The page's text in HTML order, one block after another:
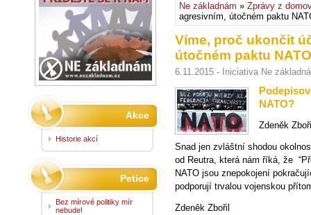
Ne základnám » Zprávy z
agresivním, útočném paktu
Víme, proč ukončit
útočném paktu
6.11.2015 - Iniciativa Ne
NATO?
Zdeněk
Snad jen zvláštní shodou
od Reutra, která nám říká, že
NATO jsou znepokojení
podporují trvalou vojenskou
Zdeněk Zbořil
Akce
Historie akcí
Petice
Bez mírové politiky mír
nebude!